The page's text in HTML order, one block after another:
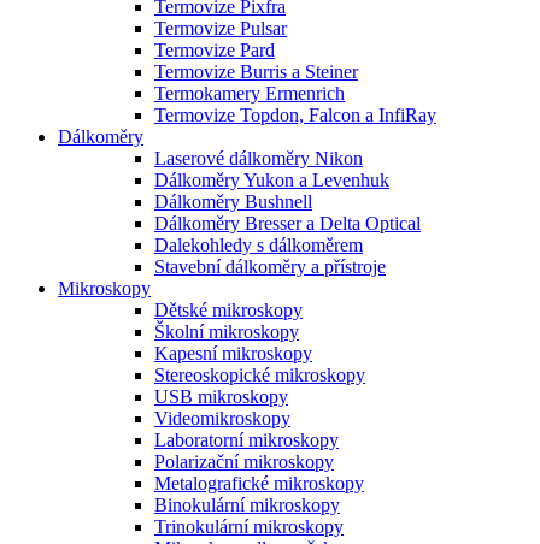
Termovize Pixfra
Termovize Pulsar
Termovize Pard
Termovize Burris a Steiner
Termokamery Ermenrich
Termovize Topdon, Falcon a InfiRay
Dálkoměry
Laserové dálkoměry Nikon
Dálkoměry Yukon a Levenhuk
Dálkoměry Bushnell
Dálkoměry Bresser a Delta Optical
Dalekohledy s dálkoměrem
Stavební dálkoměry a přístroje
Mikroskopy
Dětské mikroskopy
Školní mikroskopy
Kapesní mikroskopy
Stereoskopické mikroskopy
USB mikroskopy
Videomikroskopy
Laboratorní mikroskopy
Polarizační mikroskopy
Metalografické mikroskopy
Binokulární mikroskopy
Trinokulární mikroskopy